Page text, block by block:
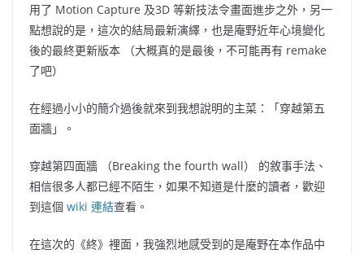
用了 Motion Capture 及3D 等新技法令畫面進步之外，另一
點想說的是，這次的結局最新演繹，也是庵野近年心境變化
後的最終更新版本
（大概真的是最後，不可能再有 remake
了吧）
在經過小小的簡介過後就來到我想說明的主菜：「穿越第五
面牆」。
穿越第四面牆 （Breaking the fourth wall） 的敘事手法、
相信很多人都已經不陌生，如果不知道是什麼的讀者，歡迎
到這個 wiki 連結查看。
在這次的《終》裡面，我強烈地感受到的是庵野在本作品中